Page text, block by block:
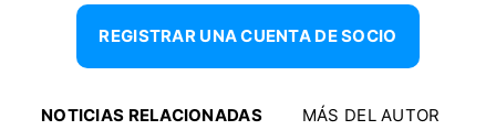
REGISTRAR UNA CUENTA DE SOCIO
NOTICIAS RELACIONADAS MÁS DEL AUTOR